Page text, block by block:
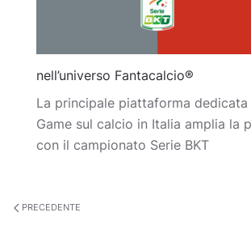
nell’universo Fantacalcio®
La principale piattaforma dedicata
Game sul calcio in Italia amplia la
con il campionato Serie BKT
PRECEDENTE